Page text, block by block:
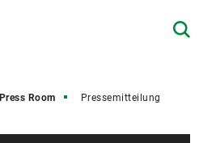
Press Room Pressemitteilung